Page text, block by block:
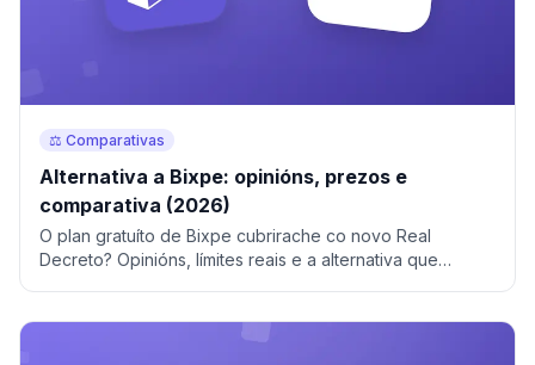
⚖️ Comparativas
Alternativa a Bixpe: opinións, prezos e
comparativa (2026)
O plan gratuíto de Bixpe cubrirache co novo Real
Decreto? Opinións, límites reais e a alternativa que